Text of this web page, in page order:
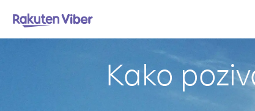
Kako